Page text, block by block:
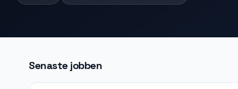
Senaste jobben